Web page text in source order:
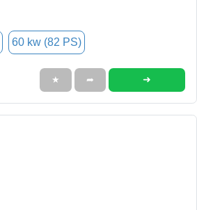
60 kw (82 PS)
★ ➦ ➜